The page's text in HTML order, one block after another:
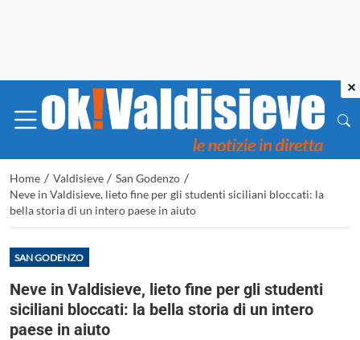
Home / Valdisieve / San Godenzo /
Neve in Valdisieve, lieto fine per gli studenti siciliani bloccati: la
bella storia di un intero paese in aiuto
SAN GODENZO
Neve in Valdisieve, lieto fine per gli studenti
siciliani bloccati: la bella storia di un intero
paese in aiuto
×